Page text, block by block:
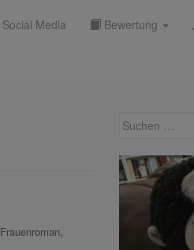
Social Media Bewertung
Frauenroman,
Suche